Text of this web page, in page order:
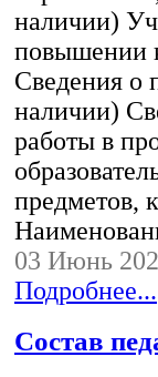
наличии)
повышении
Сведения о
наличии)
работы в
предметов,
03 Июнь
Подробнее...
Состав